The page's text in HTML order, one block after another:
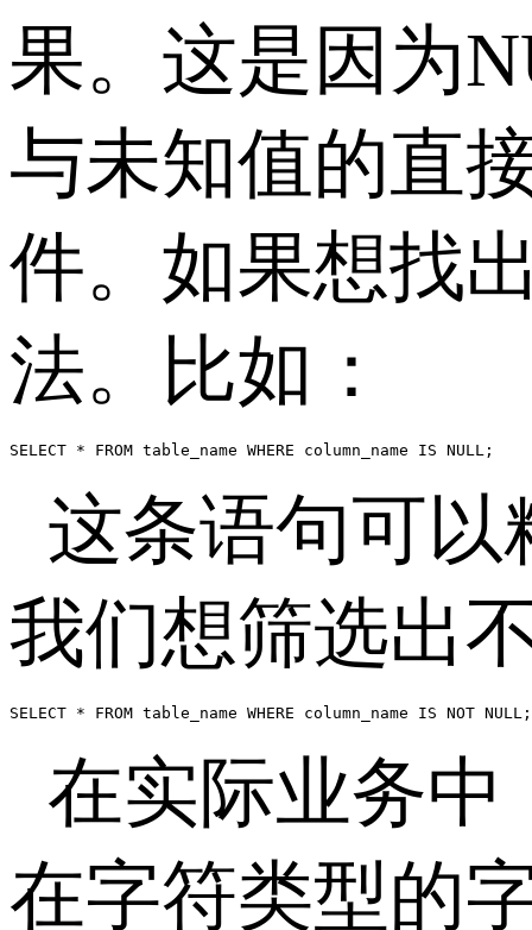
果。这是因为
与未知值的直
件。如果想找
法。比如：
SELECT * FROM table_name WHERE column_name IS NULL;
这条语句可以
我们想筛选出
SELECT * FROM table_name WHERE column_name IS NOT NULL;
在实际业务中
在字符类型的